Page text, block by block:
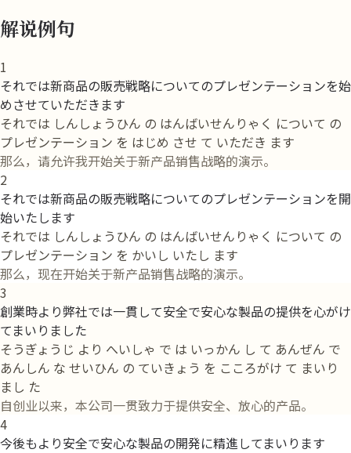
解说例句
1
それでは新商品の販売戦略についてのプレゼンテーションを始
めさせていただきます
それでは しんしょうひん の はんばいせんりゃく について の
プレゼンテーション を はじめ させ て いただき ます
那么，请允许我开始关于新产品销售战略的演示。
2
それでは新商品の販売戦略についてのプレゼンテーションを開
始いたします
それでは しんしょうひん の はんばいせんりゃく について の
プレゼンテーション を かいし いたし ます
那么，现在开始关于新产品销售战略的演示。
3
創業時より弊社では一貫して安全で安心な製品の提供を心がけ
てまいりました
そうぎょうじ より へいしゃ で は いっかん し て あんぜん で
あんしん な せいひん の ていきょう を こころがけ て まいり
まし た
自创业以来，本公司一贯致力于提供安全、放心的产品。
4
今後もより安全で安心な製品の開発に精進してまいります